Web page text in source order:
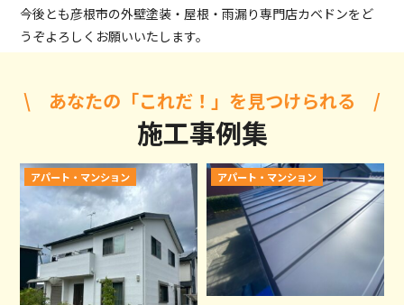
今後とも彦根市の外壁塗装・屋根・雨漏り専門店カベドンをど
うぞよろしくお願いいたします。
\ あなたの「これだ！」を見つけられる /
施工事例集
外壁ｶﾊﾞｰ工法
水回りﾘﾌｫｰﾑ
雨漏れ
蓄電池
太陽光
瓦葺き替え
樋交換
日本瓦
雪持ち君
屋根葺き替え
屋根カバー工法
外壁塗装
屋根塗装
防水工事
アパート・マンション 外壁ｶﾊﾞｰ工法
水回りﾘﾌｫｰﾑ
雨漏れ
蓄電池
太陽光
瓦葺き替え
波板張替
樋交換
日本瓦
屋根葺き替え
屋根カバー工法
外壁塗装
屋根塗装
防水工事
アパート・マンション